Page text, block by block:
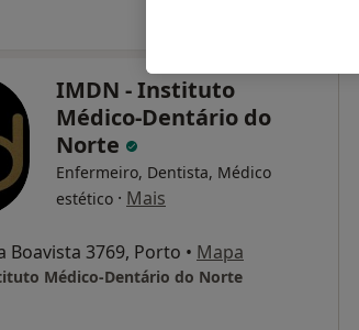
IMDN - Instituto
Médico-Dentário do
Norte
Enfermeiro, Dentista, Médico
estético · Mais
Boavista 3769, Porto • Mapa
Médico-Dentário do Norte